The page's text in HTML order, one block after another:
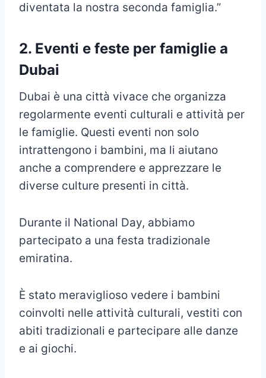
diventata la nostra seconda famiglia.”
2. Eventi e feste per famiglie a
Dubai
Dubai è una città vivace che organizza
regolarmente eventi culturali e attività per
le famiglie. Questi eventi non solo
intrattengono i bambini, ma li aiutano
anche a comprendere e apprezzare le
diverse culture presenti in città.
Durante il National Day, abbiamo
partecipato a una festa tradizionale
emiratina.
È stato meraviglioso vedere i bambini
coinvolti nelle attività culturali, vestiti con
abiti tradizionali e partecipare alle danze
e ai giochi.